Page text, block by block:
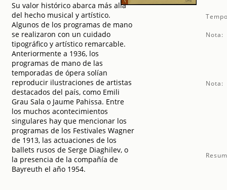
Su valor histórico abarca más allá
del hecho musical y artístico.
Algunos de los programas de mano
se realizaron con un cuidado
tipográfico y artístico remarcable.
Anteriormente a 1936, los
programas de mano de las
temporadas de ópera solían
reproducir ilustraciones de artistas
destacados del país, como Emili
Grau Sala o Jaume Pahissa. Entre
los muchos acontecimientos
singulares hay que mencionar los
programas de los Festivales Wagner
de 1913, las actuaciones de los
ballets rusos de Serge Diaghilev, o
la presencia de la compañía de
Bayreuth el año 1954.
Nota:
Nota: